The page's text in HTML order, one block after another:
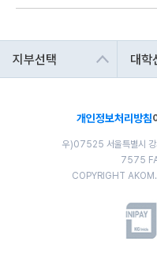
개인정보처리방침
우)07525 서울특별시
7575
COPYRIGHT